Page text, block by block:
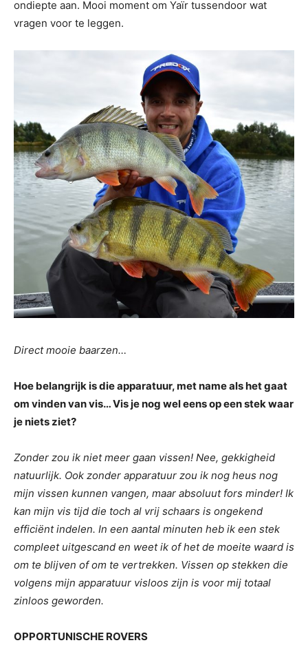
ondiepte aan. Mooi moment om Yaïr tussendoor wat
vragen voor te leggen.
Direct mooie baarzen…
Hoe belangrijk is die apparatuur, met name als het gaat
om vinden van vis… Vis je nog wel eens op een stek waar
je niets ziet?
Zonder zou ik niet meer gaan vissen! Nee, gekkigheid
natuurlijk. Ook zonder apparatuur zou ik nog heus nog
mijn vissen kunnen vangen, maar absoluut fors minder! Ik
kan mijn vis tijd die toch al vrij schaars is ongekend
efficiënt indelen. In een aantal minuten heb ik een stek
compleet uitgescand en weet ik of het de moeite waard is
om te blijven of om te vertrekken. Vissen op stekken die
volgens mijn apparatuur visloos zijn is voor mij totaal
zinloos geworden.
OPPORTUNISCHE ROVERS